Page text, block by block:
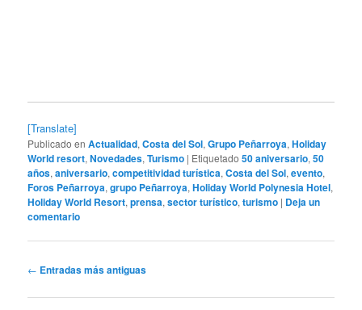
[Translate]
Publicado en Actualidad,Costa del Sol,Grupo Peñarroya,Holiday
World resort,Novedades,Turismo | Etiquetado 50 aniversario,50
años,aniversario,competitividad turística,Costa del Sol,evento,
Foros Peñarroya,grupo Peñarroya,Holiday World Polynesia Hotel,
Holiday World Resort,prensa,sector turístico,turismo | Deja un
comentario
Navegación
entradas
← Entradas más antiguas